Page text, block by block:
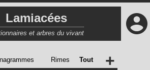
Lamiacées
et arbres du vivant
Rimes Tout +